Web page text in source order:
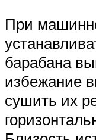
При
барабана
избежание
сушить их